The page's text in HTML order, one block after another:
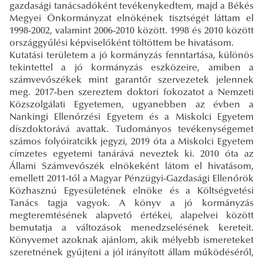
gazdasági tanácsadóként tevékenykedtem, majd a Békés
Megyei Önkormányzat elnökének tisztségét láttam el
1998-2002, valamint 2006-2010 között. 1998 és 2010 között
országgyűlési képviselőként töltöttem be hivatásom.
Kutatási területem a jó kormányzás fenntartása, különös
tekintettel a jó kormányzás eszközeire, amiben a
számvevőszékek mint garantőr szervezetek jelennek
meg. 2017-ben szereztem doktori fokozatot a Nemzeti
Közszolgálati Egyetemen, ugyanebben az évben a
Nankingi Ellenőrzési Egyetem és a Miskolci Egyetem
díszdoktorává avattak. Tudományos tevékenységemet
számos folyóiratcikk jegyzi, 2019 óta a Miskolci Egyetem
címzetes egyetemi tanárává neveztek ki. 2010 óta az
Állami Számvevőszék elnökeként látom el hivatásom,
emellett 2011-től a Magyar Pénzügyi-Gazdasági Ellenőrök
Közhasznú Egyesületének elnöke és a Költségvetési
Tanács tagja vagyok. A könyv a jó kormányzás
megteremtésének alapvető értékei, alapelvei között
bemutatja a változások menedzselésének kereteit.
Könyvemet azoknak ajánlom, akik mélyebb ismereteket
szeretnének gyűjteni a jól irányított állam működéséről,